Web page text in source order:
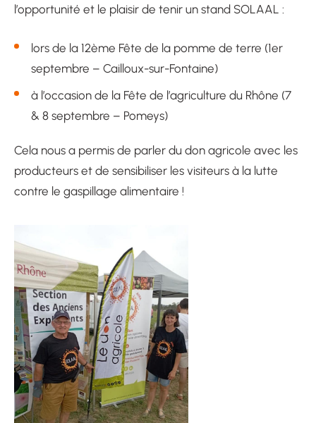
l’opportunité et le plaisir de tenir un stand SOLAAL :
lors de la 12ème Fête de la pomme de terre (1er
septembre – Cailloux-sur-Fontaine)
à l’occasion de la Fête de l’agriculture du Rhône (7
& 8 septembre – Pomeys)
Cela nous a permis de parler du don agricole avec les
producteurs et de sensibiliser les visiteurs à la lutte
contre le gaspillage alimentaire !